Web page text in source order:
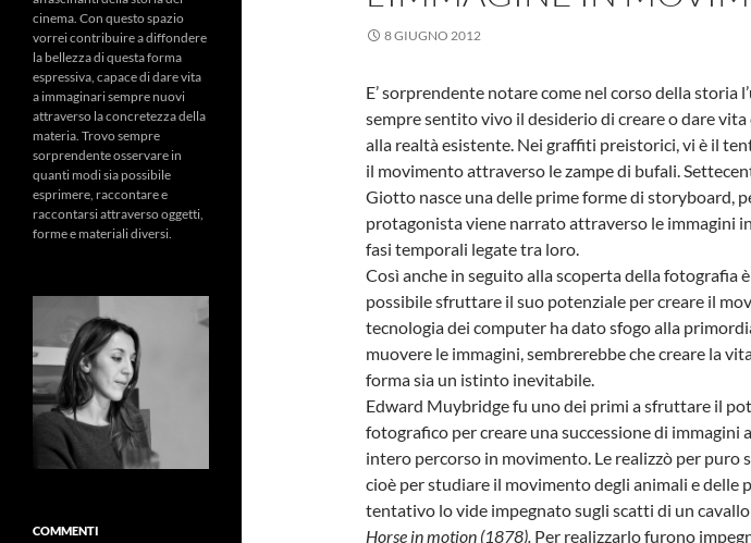
8 GIUGNO 2012
E’ sorprendente notare come nel corso della storia
sempre sentito vivo il desiderio di creare o dare vita
alla realtà esistente. Nei graffiti preistorici, vi è il
il movimento attraverso le zampe di bufali.
Giotto nasce una delle prime forme di storyboard,
protagonista viene narrato attraverso le immagini
fasi temporali legate tra loro.
Così anche in seguito alla scoperta della fotografia
possibile sfruttare il suo potenziale per creare il
tecnologia dei computer ha dato sfogo alla
muovere le immagini, sembrerebbe che creare la
forma sia un istinto inevitabile.
Edward Muybridge fu uno dei primi a sfruttare il
fotografico per creare una successione di immagini
intero percorso in movimento. Le realizzò per puro
cioè per studiare il movimento degli animali e delle
tentativo lo vide impegnato sugli scatti di un cavallo
Horse in motion (1878). Per realizzarlo furono
cinema. Con questo spazio
vorrei contribuire a diffondere
la bellezza di questa forma
espressiva, capace di dare vita
a immaginari sempre nuovi
attraverso la concretezza della
materia. Trovo sempre
sorprendente osservare in
quanti modi sia possibile
esprimere, raccontare e
raccontarsi attraverso oggetti,
forme e materiali diversi.
COMMENTI